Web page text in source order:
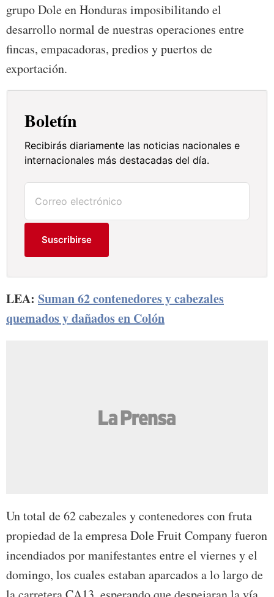
grupo Dole en Honduras imposibilitando el
desarrollo normal de nuestras operaciones entre
fincas, empacadoras, predios y puertos de
exportación.
Boletín
Recibirás diariamente las noticias nacionales e
internacionales más destacadas del día.
Suscribirse
LEA: Suman 62 contenedores y cabezales
quemados y dañados en Colón
Un total de 62 cabezales y contenedores con fruta
propiedad de la empresa Dole Fruit Company fueron
incendiados por manifestantes entre el viernes y el
domingo, los cuales estaban aparcados a lo largo de